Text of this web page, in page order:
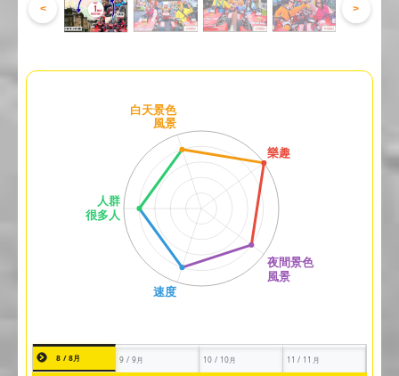
< >
8 / 8月 9 / 9月 10 / 10月 11 / 11月